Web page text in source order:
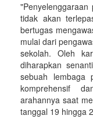
tidak akan
bertugas
mulai dari
sekolah. Oleh
diharapkan
sebuah lembaga
komprehensif
arahannya saat
tanggal 19 hingga